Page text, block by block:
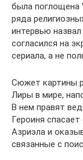
была поглощена
ряда
интервью
согласился на
сериала, а не
Сюжет картины
Лиры в мире,
В нем правят
Героиня
Азриэла и
связанные с